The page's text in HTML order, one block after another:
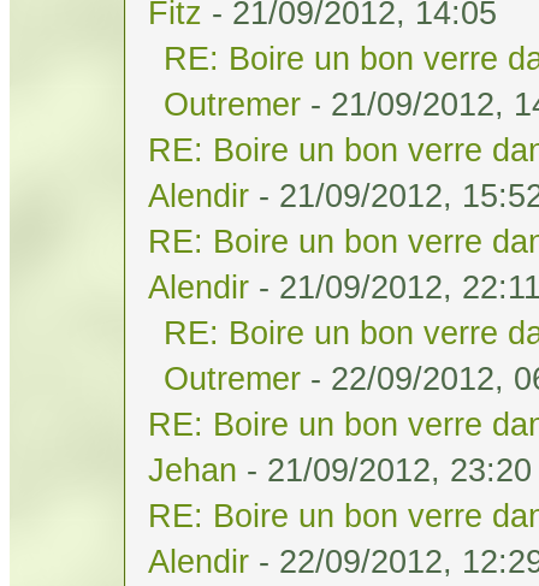
Fitz - 21/09/2012, 14:05
RE: Boire un bon verre
Outremer - 21/09/2012,
RE: Boire un bon verre
Alendir - 21/09/2012,
RE: Boire un bon verre
Alendir - 21/09/2012,
RE: Boire un bon verre
Outremer - 22/09/2012,
RE: Boire un bon verre
Jehan - 21/09/2012, 23:20
RE: Boire un bon verre
Alendir - 22/09/2012,